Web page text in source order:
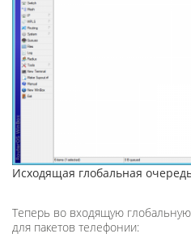
Исходящая глобальная
Теперь во входящую
для пакетов телефонии: